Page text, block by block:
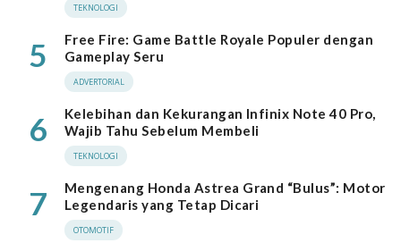
TEKNOLOGI
5
Free Fire: Game Battle Royale Populer dengan
Gameplay Seru
ADVERTORIAL
6
Kelebihan dan Kekurangan Infinix Note 40 Pro,
Wajib Tahu Sebelum Membeli
TEKNOLOGI
7
Mengenang Honda Astrea Grand “Bulus”: Motor
Legendaris yang Tetap Dicari
OTOMOTIF